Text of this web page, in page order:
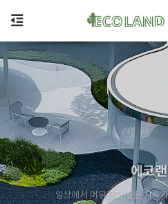
에코
일상에서 머무르고 싶은 지속